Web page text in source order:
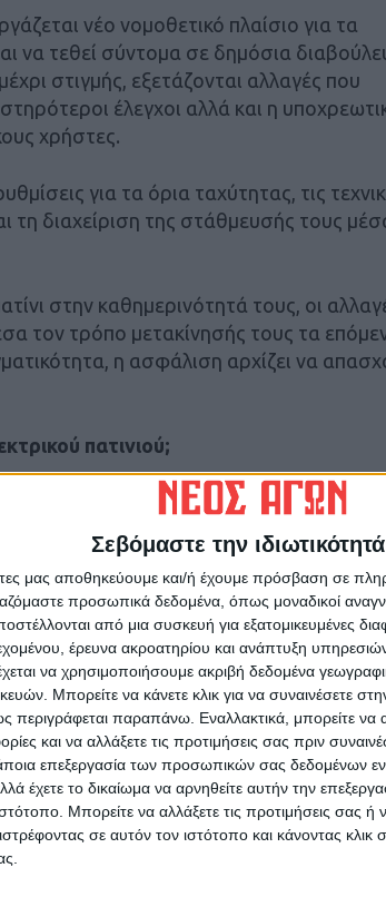
Σεβόμαστε την
μας αποθηκεύουμε και/ή έχουμε πρόσβαση σε
προσωπικά δεδομένα, όπως μοναδικοί
από μια συσκευή για εξατομικευμένες
έρευνα ακροατηρίου και ανάπτυξη
να χρησιμοποιήσουμε ακριβή δεδομένα
Μπορείτε να κάνετε κλικ για να συναινέσετε
περιγράφεται παραπάνω. Εναλλακτικά, μπορείτε
και να αλλάξετε τις προτιμήσεις σας πριν
επεξεργασία των προσωπικών σας δεδομένων
έχετε το δικαίωμα να αρνηθείτε αυτήν την
Μπορείτε να αλλάξετε τις προτιμήσεις σας
σε αυτόν τον ιστότοπο και κάνοντας
νέο νομοθετικό πλαίσιο για τα
να τεθεί σύντομα σε δημόσια
στιγμής, εξετάζονται αλλαγές που
έλεγχοι αλλά και η
χρήστες.
για τα όρια ταχύτητας, τις
διαχείριση της στάθμευσής τους
στην καθημερινότητά τους, οι
τον τρόπο μετακίνησής τους τα
η ασφάλιση αρχίζει να
πατινιού;
ηλεκτρικά πατίνια δεν είναι
ώστε να έχουν κάλυψη σε περίπτωση
Γιατί ακόμη και ένα μικρό
ή νομικές διαδικασίες όταν δεν
προστασία και το προσωπικό
όσους κινούνται συστηματικά με
ασφάλιση για ηλεκτρικό πατίνι της
με γρήγορη διαδικασία και καλύψεις
αστικής μετακίνησης.
και μεγαλύτερο ρόλο στην